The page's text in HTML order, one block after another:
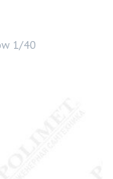
1/40